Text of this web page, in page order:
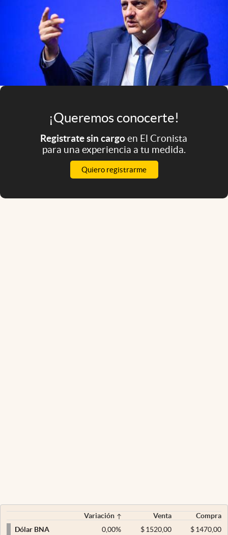
abre en nueva pestaña
Argentina
¡Queremos conocerte!
Registrate sin cargoen El Cronista
para una experiencia a tu medida.
Quiero registrarme
Variación Venta
Compra
Dólar BNA
0,00% $ 1520,00 $1470,00